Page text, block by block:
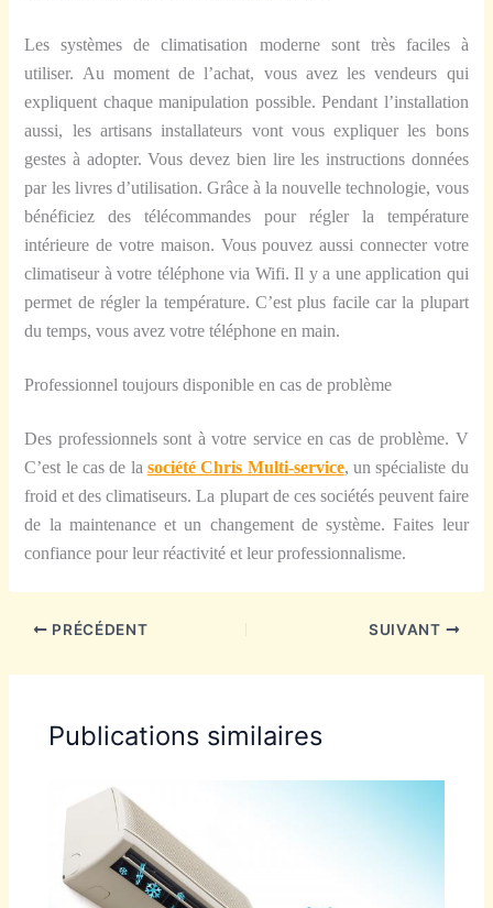
Les systèmes de climatisation moderne sont très faciles à
utiliser. Au moment de l’achat, vous avez les vendeurs qui
expliquent chaque manipulation possible. Pendant l’installation
aussi, les artisans installateurs vont vous expliquer les bons
gestes à adopter. Vous devez bien lire les instructions données
par les livres d’utilisation. Grâce à la nouvelle technologie, vous
bénéficiez des télécommandes pour régler la température
intérieure de votre maison. Vous pouvez aussi connecter votre
climatiseur à votre téléphone via Wifi. Il y a une application qui
permet de régler la température. C’est plus facile car la plupart
du temps, vous avez votre téléphone en main.
Professionnel toujours disponible en cas de problème
Des professionnels sont à votre service en cas de problème. V
C’est le cas de la société Chris Multi-service, un spécialiste du
froid et des climatiseurs. La plupart de ces sociétés peuvent faire
de la maintenance et un changement de système. Faites leur
confiance pour leur réactivité et leur professionnalisme.
PRÉCÉDENT SUIVANT
Publications similaires